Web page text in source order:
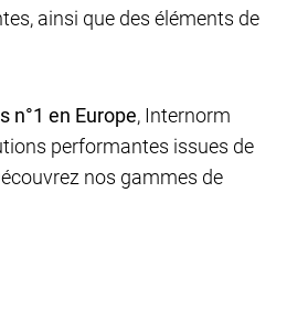
ainsi que des éléments de
n°1 en Europe, Internorm
performantes issues de
nos gammes de